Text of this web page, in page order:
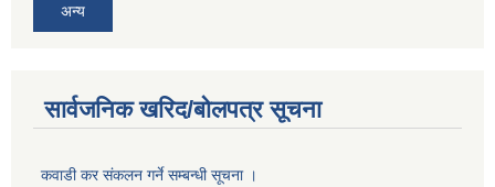
अन्य
सार्वजनिक खरिद/बोलपत्र सूचना
कवाडी कर संकलन गर्ने सम्बन्धी सूचना ।